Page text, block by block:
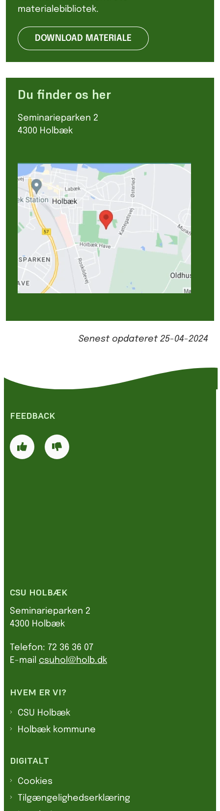
materialebibliotek.
DOWNLOAD MATERIALE
Du finder os her
Seminarieparken 2
4300 Holbæk
Senest opdateret 25-04-2024
FEEDBACK
CSU HOLBÆK
Seminarieparken 2
4300 Holbæk
Telefon: 72 36 36 07
E-mail csuhol@holb.dk
HVEM ER VI?
CSU Holbæk
Holbæk kommune
DIGITALT
Cookies
Tilgængelighedserklæring